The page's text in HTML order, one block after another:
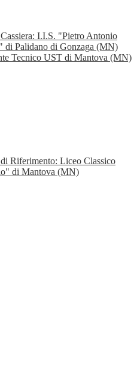
I.I.S. "Pietro Antonio
di Palidano di Gonzaga (MN)
Tecnico UST di Mantova (MN)
Riferimento: Liceo Classico
di Mantova (MN)